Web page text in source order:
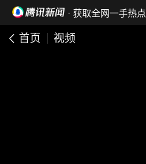
· 获取全网一手热点
首页 视频